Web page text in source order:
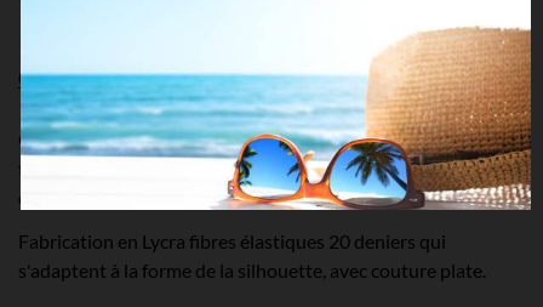
Connectez-vous pour voir les prix et commander
Collant Hipsters 20 deniers permet de porter des jupes à
taille basse. Collants fins avec renfort au niveau de la culotte
et des orteils.
Fabrication en Lycra fibres élastiques 20 deniers qui
s'adaptent à la forme de la silhouette, avec couture plate.